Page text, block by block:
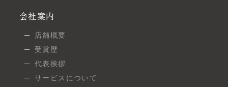
会社案内
店舗概要
受賞歴
代表挨拶
サービスについて